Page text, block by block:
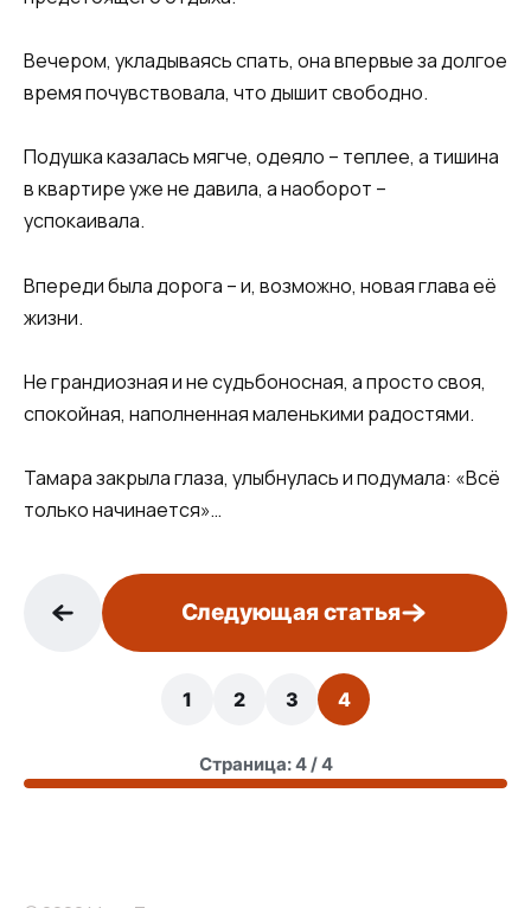
Вечером, укладываясь спать, она впервые за долгое
время почувствовала, что дышит свободно.
Подушка казалась мягче, одеяло – теплее, а тишина
в квартире уже не давила, а наоборот –
успокаивала.
Впереди была дорога – и, возможно, новая глава её
жизни.
Не грандиозная и не судьбоносная, а просто своя,
спокойная, наполненная маленькими радостями.
Тамара закрыла глаза, улыбнулась и подумала: «Всё
только начинается»…
Следующая статья
1 2 3 4
Страница: 4 / 4